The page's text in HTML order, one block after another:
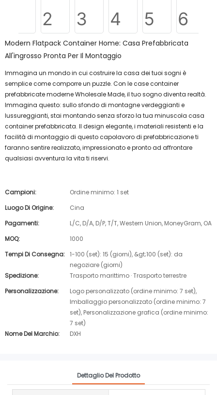
Modern Flatpack Container Home: Casa Prefabbricata
All'ingrosso Pronta Per Il Montaggio
Immagina un mondo in cui costruire la casa dei tuoi sogni è
semplice come comporre un puzzle. Con le case container
prefabbricate moderne Wholesale Made, il tuo sogno diventa realtà.
Immagina questo: sullo sfondo di montagne verdeggianti e
lussureggianti, stai montando senza sforzo la tua minuscola casa
container prefabbricata. Il design elegante, i materiali resistenti e la
facilità di montaggio di questo capolavoro di prefabbricazione ti
faranno sentire realizzato, impressionato e pronto ad affrontare
qualsiasi avventura la vita ti riservi.
Campioni:
Ordine minimo: 1 set
Luogo Di Origine:
Cina
Pagamenti:
L/C, D/A, D/P, T/T, Western Union, MoneyGram, OA
MOQ:
1000
Tempi Di Consegna: 1-100 (set): 15 (giorni), &gt;100 (set): da
negoziare (giorni)
Spedizione:
Trasporto marittimo · Trasporto terrestre
Personalizzazione:
Logo personalizzato (ordine minimo: 7 set),
Imballaggio personalizzato (ordine minimo: 7
set), Personalizzazione grafica (ordine minimo:
7 set)
Nome Del Marchio:
DXH
Dettaglio Del Prodotto